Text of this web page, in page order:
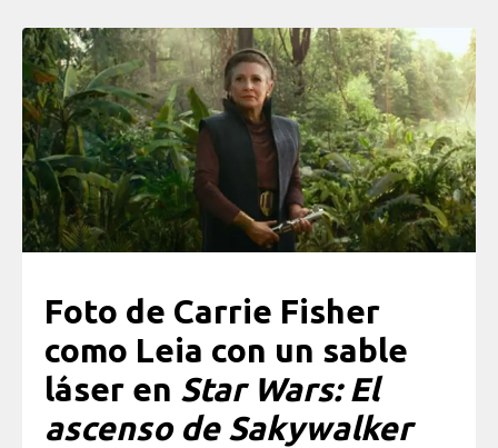
Foto de Carrie Fisher
como Leia con un sable
láser en Star Wars: El
ascenso de Sakywalker